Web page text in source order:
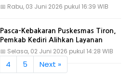
📅 Rabu, 03 Juni 2026 pukul 16:39 WIB
Pasca-Kebakaran Puskesmas Tiron,
Pemkab Kediri Alihkan Layanan
📅 Selasa, 02 Juni 2026 pukul 14:28 WIB
4 5 Next »